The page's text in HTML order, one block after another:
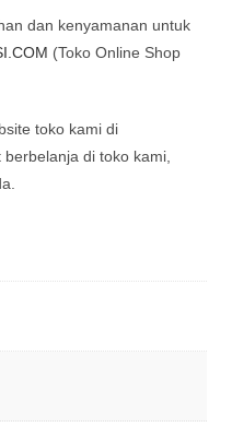
dan kenyamanan untuk
(Toko Online Shop
toko kami di
di toko kami,